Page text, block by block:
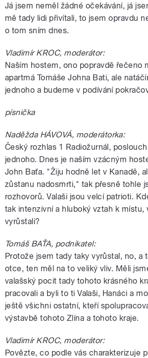
Já jsem neměl žádné očekávání, já
mě tady lidi přivítali, to jsem opravdu
o tom sním dnes.
Vladimír KROC, moderátor:
Naším hostem, ono popravdě řečeno
apartmá Tomáše Johna Bati, ale
jednoho a budeme v podívání
písnička
Naděžda HÁVOVÁ, moderátorka:
Český rozhlas 1 Radiožurnál,
jednoho. Dnes je naším vzácným
John Baťa. "Žiju hodně let v Kanadě,
zůstanu nadosmrti," tak přesně tohle
rozhovorů. Valaši jsou velcí patrioti.
tak intenzivní a hluboký vztah k místu,
vyrůstali?
Tomáš BAŤA, podnikatel:
Protože jsem tady taky vyrůstal, no, a
otce, ten měl na to veliký vliv. Měli
valašský pocit tady tohoto krásného
pracovali a byli to ti Valaši, Hanáci a
ještě všichni ostatní, kteří
výstavbě tohoto Zlína a tohoto kraje.
Vladimír KROC, moderátor:
Povězte, co podle vás charakterizuje